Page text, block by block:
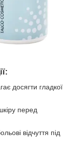
досягти гладкої
перед
відчуття під